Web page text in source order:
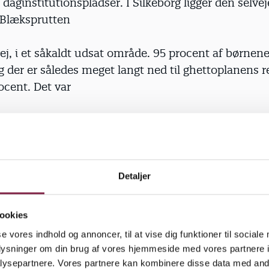
Detaljer
vores indhold og annoncer, til at vise dig funktioner til sociale
om din brug af vores hjemmeside med vores partnere
Vores partnere kan kombinere disse data med
i et såkaldt udsat område. 95 procent af
der er således meget langt ned til ghettoplanens
Det var
og
i’et, så nu søger vi om at blive en kommunal